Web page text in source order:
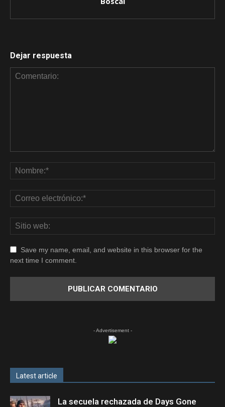
Dejar respuesta
Save my name, email, and website in this browser for the
next time I comment.
- Advertisement -
Latest article
La secuela rechazada de Days Gone